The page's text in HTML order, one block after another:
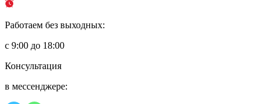
Работаем без выходных:
с 9:00 до 18:00
Консультация
в мессенджере: